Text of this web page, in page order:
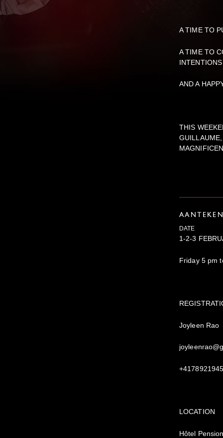
A TIME TO
A TIME TO
INTENTIONS
AND A
THIS
DATE
1-2-3
Friday 5 pm
Joyleen Rao
LOCATION
Hôtel